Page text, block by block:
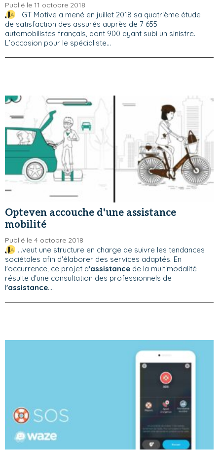
Publié le 11 octobre 2018
GT Motive a mené en juillet 2018 sa quatrième étude
de satisfaction des assurés auprès de 7 655
automobilistes français, dont 900 ayant subi un sinistre.
L’occasion pour le spécialiste...
Opteven accouche d'une assistance
mobilité
Publié le 4 octobre 2018
...veut une structure en charge de suivre les tendances
sociétales afin d'élaborer des services adaptés. En
l'occurrence, ce projet d'assistance de la multimodalité
résulte d'une consultation des professionnels de
l'assistance....